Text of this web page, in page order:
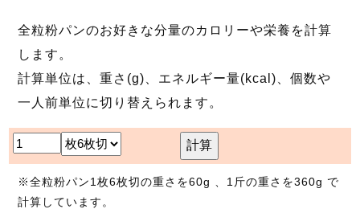
全粒粉パンのお好きな分量のカロリーや栄養を計算
します。
計算単位は、重さ(g)、エネルギー量(kcal)、個数や
一人前単位に切り替えられます。
計算
※全粒粉パン1枚6枚切の重さを60g 、1斤の重さを360g で
計算しています。